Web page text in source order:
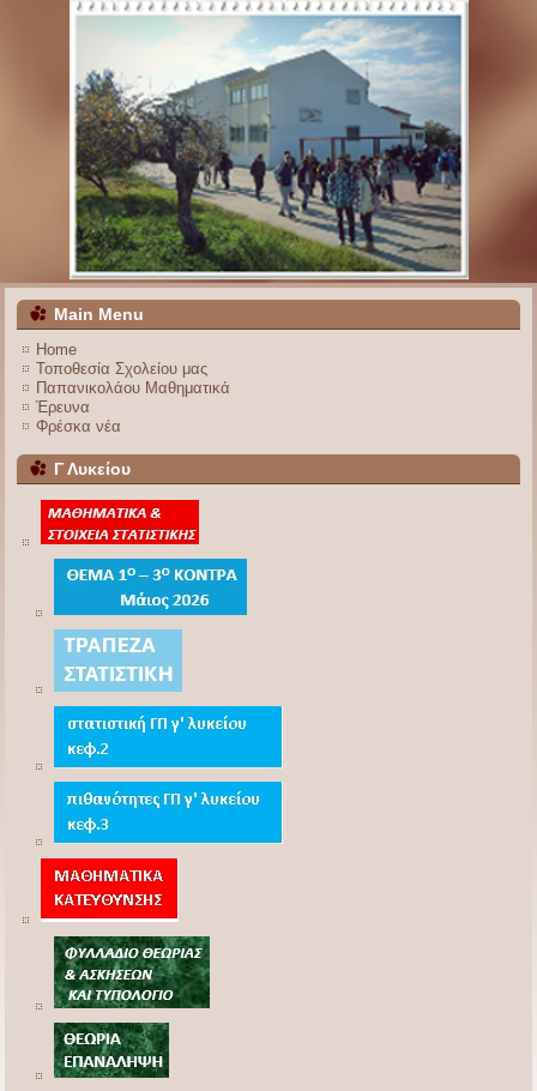
Main Menu
Home
Τοποθεσία Σχολείου μας
Παπανικολάου Μαθηματικά
Έρευνα
Φρέσκα νέα
Γ Λυκείου